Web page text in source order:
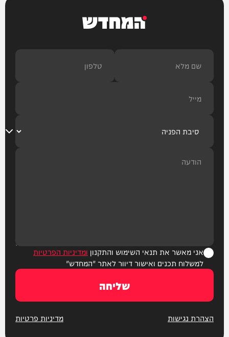
המחדש
אני מאשר את תנאי השימוש והתקנון ומדיניות הפרטיות
למשלוח תכנים ואישור דיוור לאתר "המחדש"
שליחה
הצהרת נגישות מדיניות פרטיות